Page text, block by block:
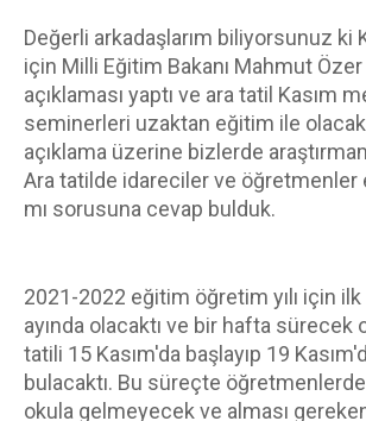
Değerli arkadaşlarım biliyorsunuz ki
için Milli Eğitim Bakanı Mahmut Özer
açıklaması yaptı ve ara tatil Kasım
seminerleri uzaktan eğitim ile
açıklama üzerine bizlerde
Ara tatilde idareciler ve öğretmenler
mı sorusuna cevap bulduk.
2021-2022 eğitim öğretim yılı için ilk
ayında olacaktı ve bir hafta sürecek
tatili 15 Kasım'da başlayıp 19
bulacaktı. Bu süreçte
okula gelmeyecek ve alması